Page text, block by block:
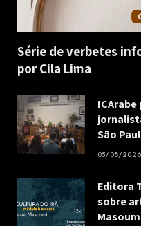
Série de verbetes
por Cila Lima
São
05/08/2026
Editora
sobre